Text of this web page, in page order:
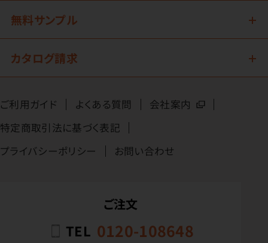
無料サンプル
カタログ請求
ご利用ガイド よくある質問
会社案内
特定商取引法に基づく表記
プライバシーポリシー
お問い合わせ
ご注文
TEL 0120-108648